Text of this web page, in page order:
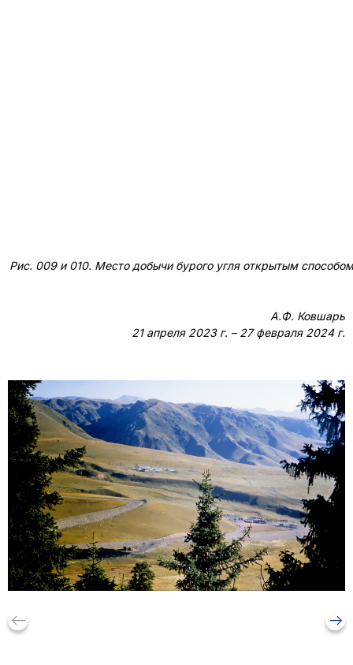
Рис. 009 и 010. Место добычи бурого угля открытым
А.Ф. Ковшарь
21 апреля 2023 г. – 27 февраля 2024 г.
keyboard_backspace arrow_right_alt